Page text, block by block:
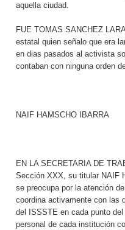
aquella ciudad.
FUE TOMAS SANCHEZ
estatal quien señalo que era
en dias pasados al activista
contaban con ninguna orden
NAIF HAMSCHO IBARRA
EN LA SECRETARIA DE
Sección XXX, su titular NAIF
se preocupa por la atención
coordina activamente con las
del ISSSTE en cada punto
personal de cada institución